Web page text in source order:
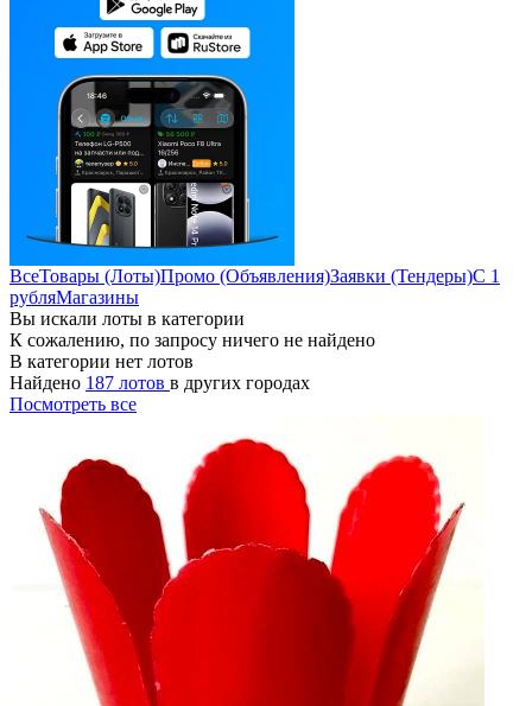
ВсеТовары (Лоты)Промо (Объявления)Заявки (Тендеры)С 1
рубляМагазины
Вы искали лоты в категории
К сожалению, по запросу ничего не найдено
В категории нет лотов
Найдено 187 лотов в других городах
Посмотреть все